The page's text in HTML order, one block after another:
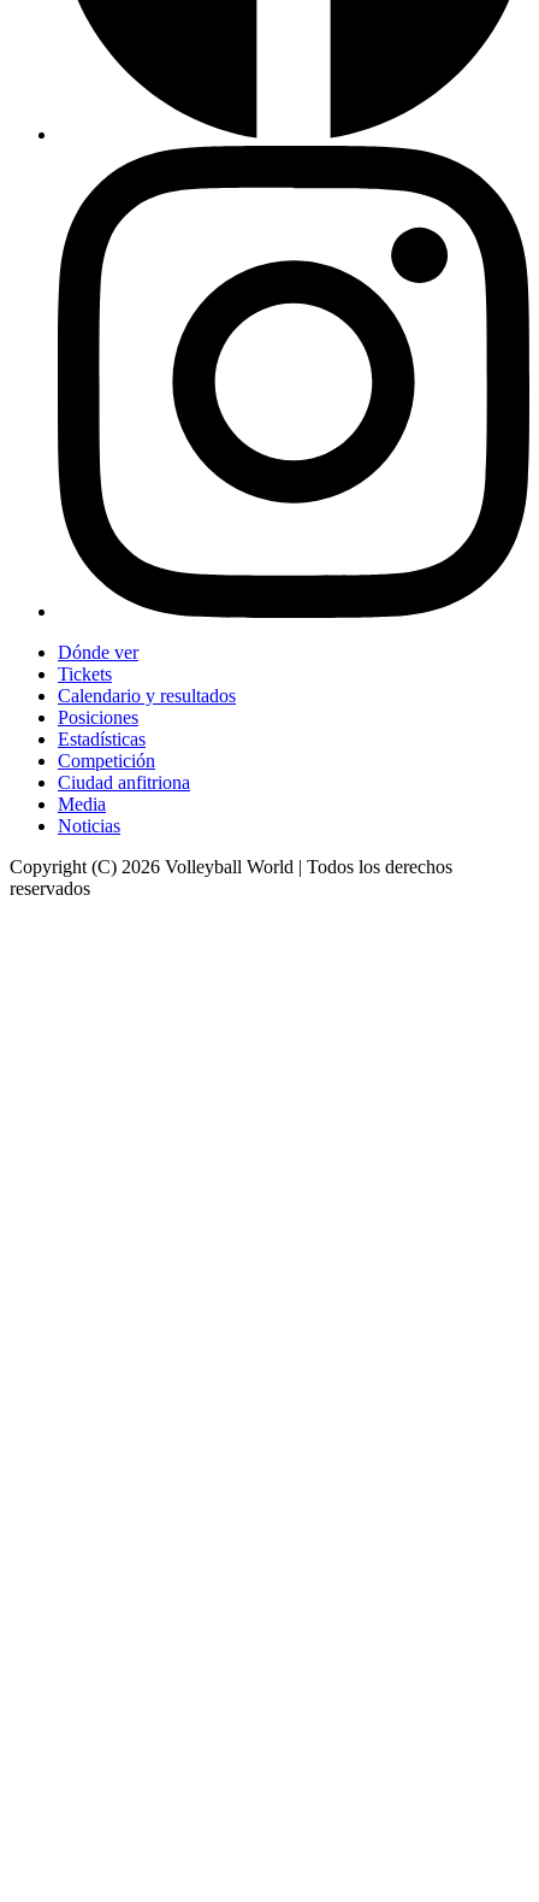
Dónde ver
Tickets
Calendario y resultados
Posiciones
Estadísticas
Competición
Ciudad anfitriona
Media
Noticias
Copyright (C) 2026 Volleyball World | Todos los derechos
reservados